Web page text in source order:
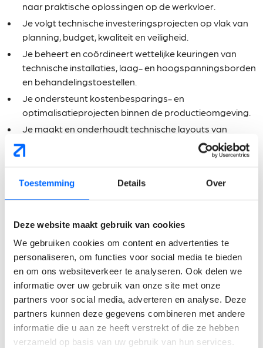
Toestemming Details Over
Deze website maakt gebruik van cookies
We gebruiken cookies om content en advertenties te
personaliseren, om functies voor social media te bieden
en om ons websiteverkeer te analyseren. Ook delen we
informatie over uw gebruik van onze site met onze
partners voor social media, adverteren en analyse. Deze
partners kunnen deze gegevens combineren met andere
informatie die u aan ze heeft verstrekt of die ze hebben
verzameld op basis van uw gebruik van hun services.
naar praktische oplossingen op de werkvloer.
Je volgt technische investeringsprojecten op vlak van
planning, budget, kwaliteit en veiligheid.
Je beheert en coördineert wettelijke keuringen van
technische installaties, laag- en hoogspanningsborden
en behandelingstoestellen.
Je ondersteunt kostenbesparings- en
optimalisatieprojecten binnen de productieomgeving.
Je maakt en onderhoudt technische layouts van
gebouwen, werkplaatsen en productieruimtes.
Wat verwachten wij van
jou?
Bachelor Elektromechanica, Elektriciteit of een
vergelijkbare technische opleiding.
Ook kandidaten met een eerste relevante werkervaring
komen in aanmerking.
Sterke interesse in technische projecten binnen een
industriële productieomgeving.
Analytisch ingesteld en sterk in probleemoplossend